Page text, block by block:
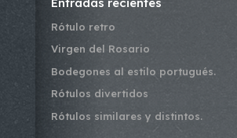
Rótulo retro
Virgen del Rosario
Bodegones al estilo portugués.
Rótulos divertidos
Rótulos similares y distintos.